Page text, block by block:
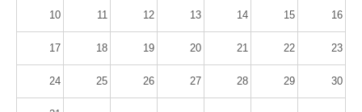
10 11 12 13 14 15 16
17 18 19 20 21 22 23
24 25 26 27 28 29 30